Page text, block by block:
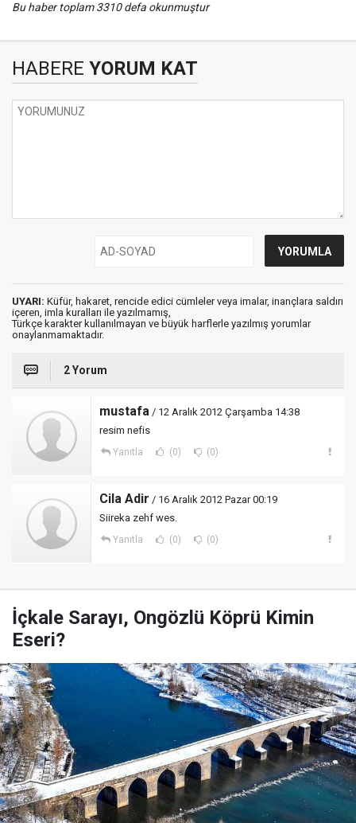
Bu haber toplam 3310 defa okunmuştur
HABERE YORUM KAT
UYARI: Küfür, hakaret, rencide edici cümleler veya imalar, inançlara saldırı
içeren, imla kuralları ile yazılmamış,
Türkçe karakter kullanılmayan ve büyük harflerle yazılmış yorumlar
onaylanmamaktadır.
2 Yorum
mustafa / 12 Aralık 2012 Çarşamba 14:38
resim nefis
Yanıtla (0) (0)
Cila Adir / 16 Aralık 2012 Pazar 00:19
Siireka zehf wes.
Yanıtla (0) (0)
İçkale Sarayı, Ongözlü Köprü Kimin
Eseri?